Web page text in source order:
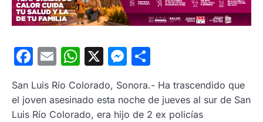
Facebook
EmailWhatsApp
X Messenger
San Luis Río Colorado, Sonora.- Ha trascendido que
el joven asesinado esta noche de jueves al sur de San
Luis Río Colorado, era hijo de 2 ex policías